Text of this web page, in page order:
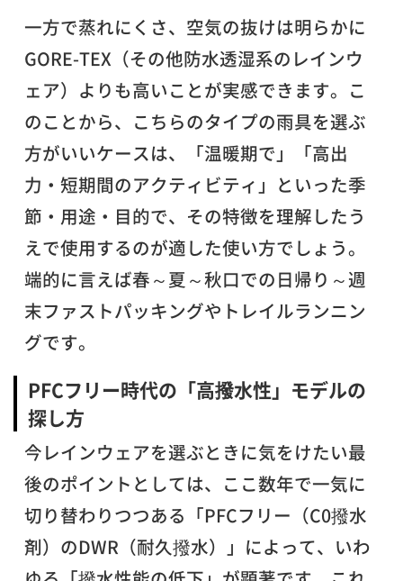
一方で蒸れにくさ、空気の抜けは明らかに
GORE-TEX（その他防水透湿系のレインウ
ェア）よりも高いことが実感できます。こ
のことから、こちらのタイプの雨具を選ぶ
方がいいケースは、「温暖期で」「高出
力・短期間のアクティビティ」といった季
節・用途・目的で、その特徴を理解したう
えで使用するのが適した使い方でしょう。
端的に言えば春～夏～秋口での日帰り～週
末ファストパッキングやトレイルランニン
グです。
PFCフリー時代の「高撥水性」モデルの
探し方
今レインウェアを選ぶときに気をけたい最
後のポイントとしては、ここ数年で一気に
切り替わりつつある「PFCフリー（C0撥水
剤）のDWR（耐久撥水）」によって、いわ